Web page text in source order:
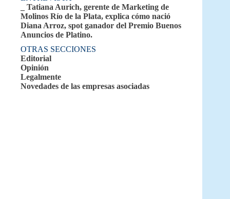
_ Tatiana Aurich, gerente de Marketing de
Molinos Río de la Plata, explica cómo nació
Diana Arroz, spot ganador del Premio Buenos
Anuncios de Platino.
OTRAS SECCIONES
Editorial
Opinión
Legalmente
Novedades de las empresas asociadas